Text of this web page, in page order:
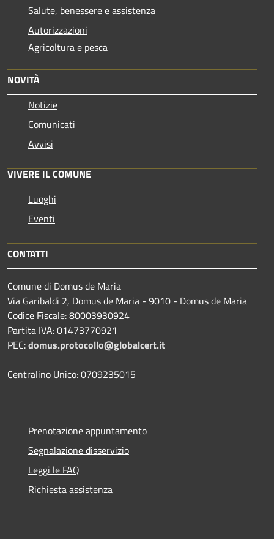
Salute, benessere e assistenza
Autorizzazioni
Agricoltura e pesca
NOVITÀ
Notizie
Comunicati
Avvisi
VIVERE IL COMUNE
Luoghi
Eventi
CONTATTI
Comune di Domus de Maria
Via Garibaldi 2, Domus de Maria - 9010 - Domus de Maria
Codice Fiscale: 80003930924
Partita IVA: 01473770921
PEC:domus.protocollo@globalcert.it
Centralino Unico: 0709235015
Prenotazione appuntamento
Segnalazione disservizio
Leggi le FAQ
Richiesta assistenza